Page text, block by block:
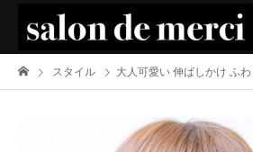
スタイル 大人可愛い 伸ばしかけ ふ